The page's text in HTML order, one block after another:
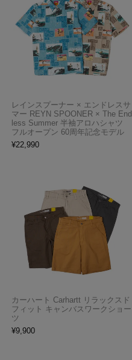
レインスプーナー × エンドレスサ
マー REYN SPOONER × The End
less Summer 半袖アロハシャツ
フルオープン 60周年記念モデル
¥22,990
カーハート Carhartt リラックスド
フィット キャンバスワークショー
ツ
¥9,900